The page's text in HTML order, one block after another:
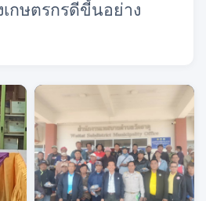
กษตรกรดีขี้นอย่าง